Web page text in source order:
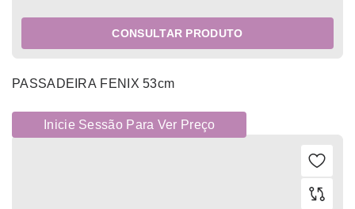
CONSULTAR PRODUTO
PASSADEIRA FENIX 53cm
Inicie Sessão Para Ver Preço